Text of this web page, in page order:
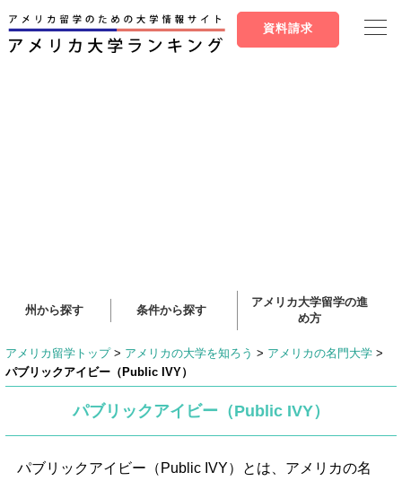
資料請求
州から探す 条件から探す
アメリカ大学留学の進
め方
アメリカ留学トップ > アメリカの大学を知ろう > アメリカの名門大学 >
パブリックアイビー（Public IVY）
パブリックアイビー（Public IVY）
パブリックアイビー（Public IVY）とは、アメリカの名